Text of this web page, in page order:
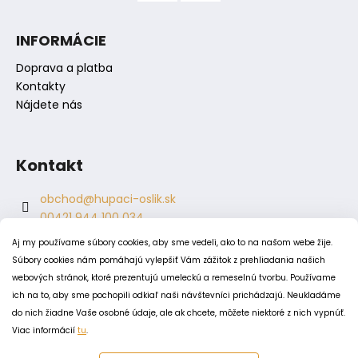
Aj my používame súbory cookies, aby sme vedeli, ako to na našom webe žije.
Súbory cookies nám pomáhajú vylepšiť Vám zážitok z prehliadania našich
webových stránok, ktoré prezentujú umeleckú a remeselnú tvorbu. Používame
ich na to, aby sme pochopili odkiaľ naši návštevníci prichádzajú. Neukladáme
do nich žiadne Vaše osobné údaje, ale ak chcete, môžete niektoré z nich vypnúť.
Viac informácií tu.
INFORMÁCIE
Doprava a platba
Kontakty
Nájdete nás
Kontakt
obchod@hupaci-oslik.sk
00421 944 100 034
00421 944 904 704
hupaci.oslik
dagmar.juricova
PODMIENKY